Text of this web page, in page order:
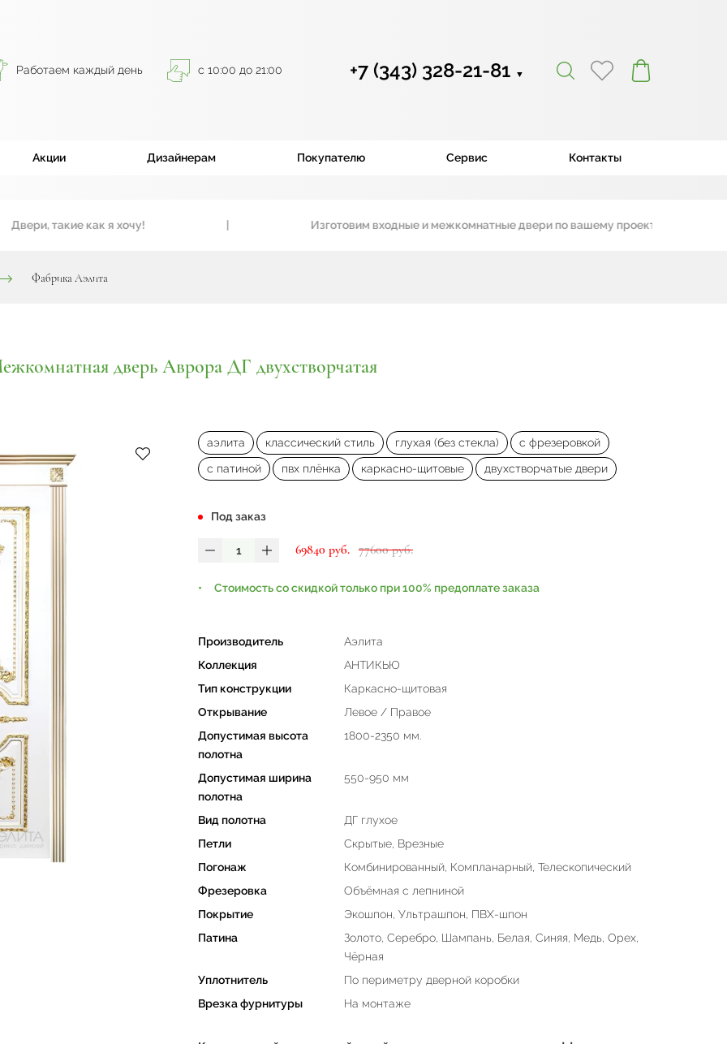
Работаем каждый день с 10:00 до 21:00 +7 (343) 328-21-81 ▼
Акции Дизайнерам Покупателю Сервис Контакты
такие как я хочу! Изготовим входные и межкомнатные двери по вашему проекту
Фабрика Аэлита
дверь Аврора ДГ двухстворчатая
аэлита классический стиль глухая (без стекла)
с фрезеровкой
с патиной
пвх плёнка каркасно-щитовые двухстворчатые двери
Под заказ
69840 руб. 77600 руб.
Стоимость со скидкой только при 100% предоплате заказа
Производитель
Аэлита
Коллекция
АНТИКЬЮ
Тип конструкции
Каркасно-щитовая
Открывание
Левое / Правое
Допустимая высота
полотна
1800-2350 мм.
Допустимая ширина
полотна
550-950 мм
Вид полотна
ДГ глухое
Петли
Скрытые, Врезные
Погонаж
Комбинированный, Компланарный, Телескопический
Фрезеровка
Объёмная с лепниной
Покрытие
Экошпон, Ультрашпон, ПВХ-шпон
Патина
Золото, Серебро, Шампань, Белая, Синяя, Медь, Орех,
Чёрная
Уплотнитель
По периметру дверной коробки
Врезка фурнитуры
На монтаже